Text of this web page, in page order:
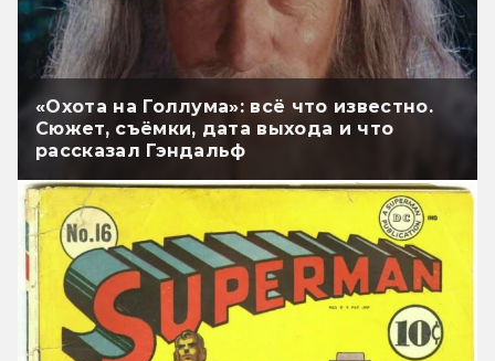
«Охота на Голлума»: всё что известно.
Сюжет, съёмки, дата выхода и что
рассказал Гэндальф